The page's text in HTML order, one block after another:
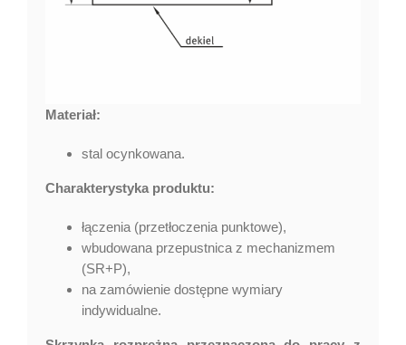
Materiał:
stal ocynkowana.
Charakterystyka produktu:
łączenia (przetłoczenia punktowe),
wbudowana przepustnica z mechanizmem
(SR+P),
na zamówienie dostępne wymiary
indywidualne.